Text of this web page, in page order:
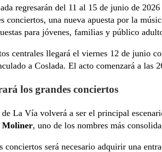
regresarán del 11 al 15 de junio de
conciertos, una nueva apuesta por la
para jóvenes, familias y público
centrales llegará el viernes 12 de junio
a Coslada. El acto comenzará a las
los grandes conciertos
La Vía volverá a ser el principal
, uno de los nombres más
conciertos será necesario adquirir una